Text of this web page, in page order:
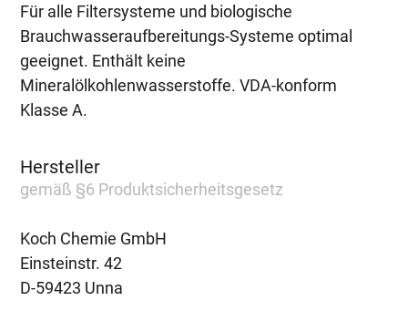
Für alle Filtersysteme und biologische
Brauchwasseraufbereitungs-Systeme optimal
geeignet. Enthält keine
Mineralölkohlenwasserstoffe. VDA-konform
Klasse A.
Hersteller
gemäß §6 Produktsicherheitsgesetz
Koch Chemie GmbH
Einsteinstr. 42
D-59423 Unna